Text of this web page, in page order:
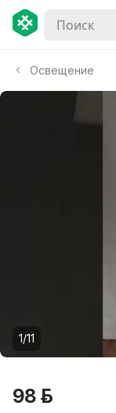
Освещение
1/11
98 р.